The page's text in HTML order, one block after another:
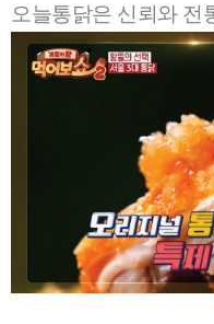
오늘통닭은 신뢰와 전